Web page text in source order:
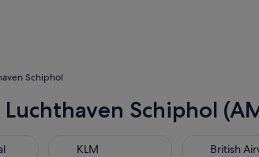
Schiphol
Schiphol
KLM British
British Airways